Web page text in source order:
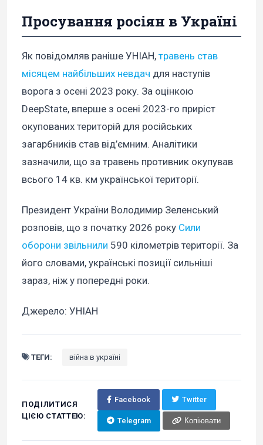
Просування росіян в Україні
Як повідомляв раніше УНІАН, травень став
місяцем найбільших невдач для наступів
ворога з осені 2023 року. За оцінкою
DeepState, вперше з осені 2023-го приріст
окупованих територій для російських
загарбників став від’ємним. Аналітики
зазначили, що за травень противник окупував
всього 14 кв. км української території.
Президент України Володимир Зеленський
розповів, що з початку 2026 року Сили
оборони звільнили 590 кілометрів території. За
його словами, українські позиції сильніші
зараз, ніж у попередні роки.
Джерело: УНІАН
ТЕГИ: війна в україні
ПОДІЛИТИСЯ
ЦІЄЮ СТАТТЕЮ:
Facebook Twitter
Telegram Копіювати